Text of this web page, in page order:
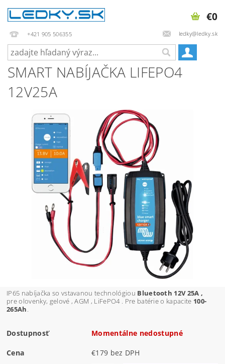
+421 905 506355 ledky@ledky.sk
€0
SMART NABÍJAČKA LIFEPO4
12V25A
IP65 nabíjačka so vstavanou technológiou Bluetooth 12V 25A ,
pre olovenky, gelové , AGM , LiFePO4 . Pre batérie o kapacite 100-
265Ah
Dostupnosť Momentálne nedostupné
Cena €179 bez DPH